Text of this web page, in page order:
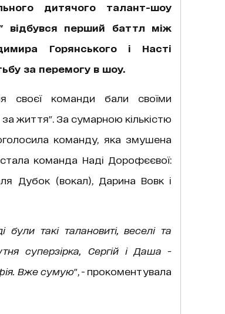
дитячого талант-шоу
відбувся перший баттл між
Горянського і Насті
за перемогу в шоу.
своєї команди бали своїми
життя". За сумарною кількістю
команду, яка змушена
команда Наді Дорофєєвої:
Дубок (вокал), Дарина Вовк і
такі талановиті, веселі та
суперзірка, Сергій і Даша -
Вже сумую", - прокоментувала